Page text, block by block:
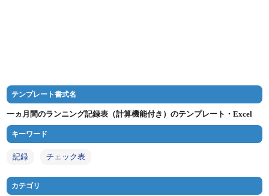
テンプレート書式名
一ヵ月間のランニング記録表（計算機能付き）のテンプレート・Excel
キーワード
記録 チェック表
カテゴリ